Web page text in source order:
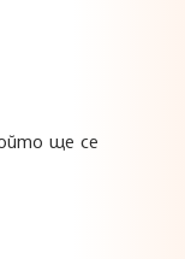
ще се